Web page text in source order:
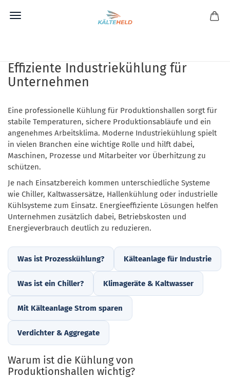
Effiziente Industriekühlung für
Unternehmen
Eine professionelle Kühlung für Produktionshallen sorgt für
stabile Temperaturen, sichere Produktionsabläufe und ein
angenehmes Arbeitsklima. Moderne Industriekühlung spielt
in vielen Branchen eine wichtige Rolle und hilft dabei,
Maschinen, Prozesse und Mitarbeiter vor Überhitzung zu
schützen.
Je nach Einsatzbereich kommen unterschiedliche Systeme
wie Chiller, Kaltwassersätze, Hallenkühlung oder industrielle
Kühlsysteme zum Einsatz. Energieeffiziente Lösungen helfen
Unternehmen zusätzlich dabei, Betriebskosten und
Energieverbrauch deutlich zu reduzieren.
Was ist Prozesskühlung? Kälteanlage für Industrie
Was ist ein Chiller? Klimageräte & Kaltwasser
Mit Kälteanlage Strom sparen
Verdichter & Aggregate
Warum ist die Kühlung von
Produktionshallen wichtig?